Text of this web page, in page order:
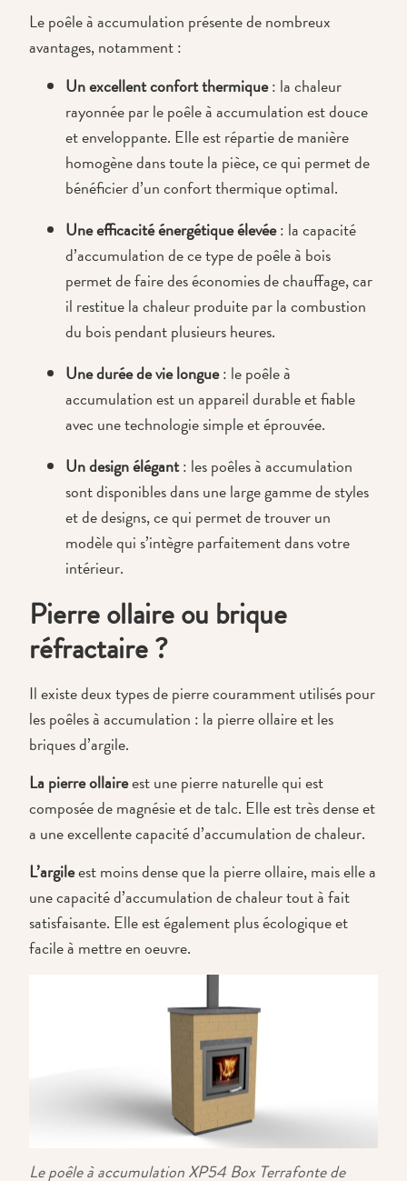
Le poêle à accumulation présente de nombreux
avantages, notamment :
Un excellent confort thermique: la chaleur
rayonnée par le poêle à accumulation est douce
et enveloppante. Elle est répartie de manière
homogène dans toute la pièce, ce qui permet de
bénéficier d’un confort thermique optimal.
Une efficacité énergétique élevée: la capacité
d’accumulation de ce type de poêle à bois
permet de faire des économies de chauffage, car
il restitue la chaleur produite par la combustion
du bois pendant plusieurs heures.
Une durée de vie longue: le poêle à
accumulation est un appareil durable et fiable
avec une technologie simple et éprouvée.
Un design élégant: les poêles à accumulation
sont disponibles dans une large gamme de styles
et de designs, ce qui permet de trouver un
modèle qui s’intègre parfaitement dans votre
intérieur.
Pierre ollaire ou brique
réfractaire ?
Il existe deux types de pierre couramment utilisés pour
les poêles à accumulation : la pierre ollaire et les
briques d’argile.
La pierre ollaireest une pierre naturelle qui est
composée de magnésie et de talc. Elle est très dense et
a une excellente capacité d’accumulation de chaleur.
L’argileest moins dense que la pierre ollaire, mais elle a
une capacité d’accumulation de chaleur tout à fait
satisfaisante. Elle est également plus écologique et
facile à mettre en oeuvre.
Le poêle à accumulation XP54 Box Terrafonte de